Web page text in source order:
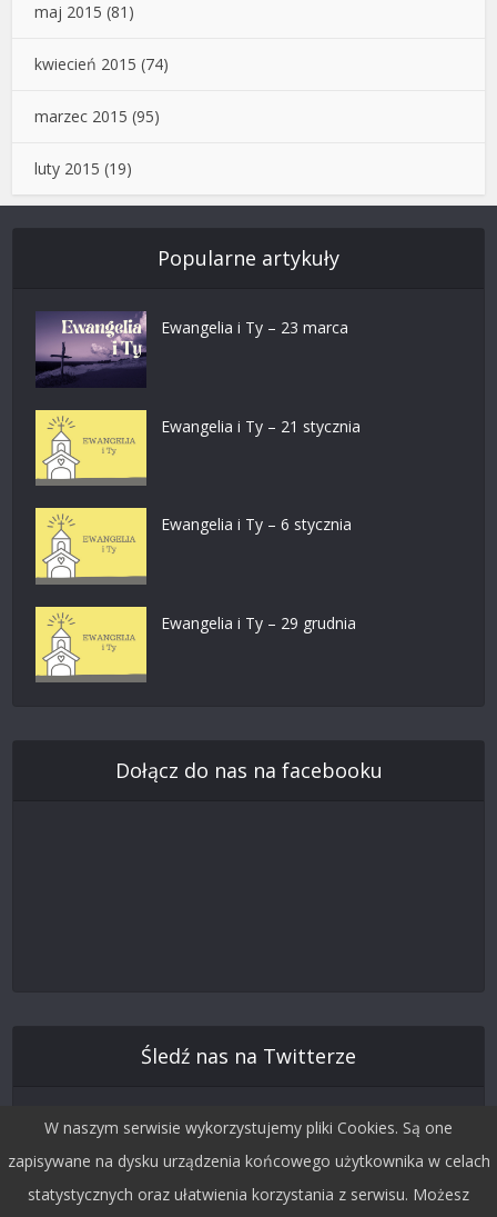
maj 2015 (81)
kwiecień 2015 (74)
marzec 2015 (95)
luty 2015 (19)
Popularne artykuły
Ewangelia i Ty – 23 marca
Ewangelia i Ty – 21 stycznia
Ewangelia i Ty – 6 stycznia
Ewangelia i Ty – 29 grudnia
Dołącz do nas na facebooku
Śledź nas na Twitterze
W naszym serwisie wykorzystujemy pliki Cookies. Są one
zapisywane na dysku urządzenia końcowego użytkownika w celach
statystycznych oraz ułatwienia korzystania z serwisu. Możesz